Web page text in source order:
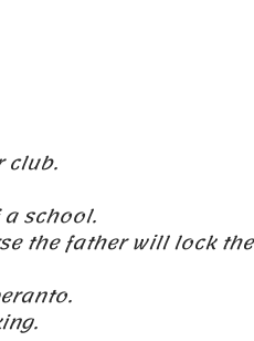
club.
school.
the father will lock the